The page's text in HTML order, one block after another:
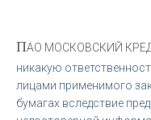
ПАО МОСКОВСКИЙ
никакую
лицами применимого
бумагах вследствие